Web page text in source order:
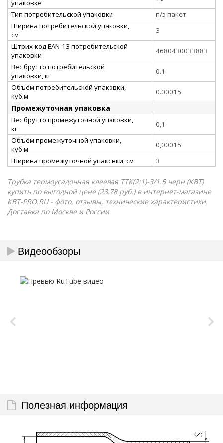
упаковке
Тип потребительской упаковки
п/э пакет
Ширина потребительской упаковки,
см
3
Штрих-код EAN-13 потребительской
упаковки
4680430033883
Вес брутто потребительской
упаковки, кг
0.1
Объём потребительской упаковки,
куб.м
0.00015
Промежуточная упаковка
Вес брутто промежуточной упаковки,
кг
0,1
Объём промежуточной упаковки,
куб.м
0,00015
Ширина промежуточной упаковки, см
3
Трубка термоусадочная клеевая ТТК(2:1)-3/1.5 черн (КВТ)
купить по выгодной цене (23.78 руб.) в интернет-магазине
КВТ-PRO.RU - фото, отзывы, технические характеристики.
Доставка по Москве и России
Видеообзоры
Полезная информация